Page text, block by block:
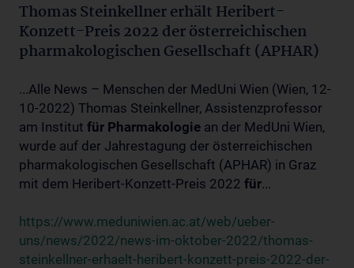
Thomas Steinkellner erhält Heribert-
Konzett-Preis 2022 der österreichischen
pharmakologischen Gesellschaft (APHAR)
...Alle News – Menschen der MedUni Wien (Wien, 12-
10-2022) Thomas Steinkellner, Assistenzprofessor
am Institut für Pharmakologie an der MedUni Wien,
wurde auf der Jahrestagung der österreichischen
pharmakologischen Gesellschaft (APHAR) in Graz
mit dem Heribert-Konzett-Preis 2022 für...
https://www.meduniwien.ac.at/web/ueber-
uns/news/2022/news-im-oktober-2022/thomas-
steinkellner-erhaelt-heribert-konzett-preis-2022-der-